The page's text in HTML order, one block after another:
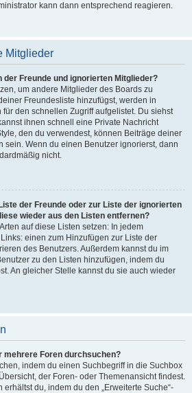
kann dann entsprechend reagieren.
Mitglieder
der Freunde und ignorierten Mitglieder?
um andere Mitglieder des Boards zu
Freundesliste hinzufügst, werden in
den schnellen Zugriff aufgelistet. Du siehst
ihnen schnell eine Private Nachricht
den du verwendest, können Beiträge deiner
sein. Wenn du einen Benutzer ignorierst, dann
nicht.
der Freunde oder zur Liste der ignorierten
wieder aus den Listen entfernen?
auf diese Listen setzen: In jedem
einen zum Hinzufügen zur Liste der
des Benutzers. Außerdem kannst du im
zu den Listen hinzufügen, indem du
An gleicher Stelle kannst du sie auch wieder
mehrere Foren durchsuchen?
indem du einen Suchbegriff in die Suchbox
der Foren- oder Themenansicht findest.
du, indem du den „Erweiterte Suche“-